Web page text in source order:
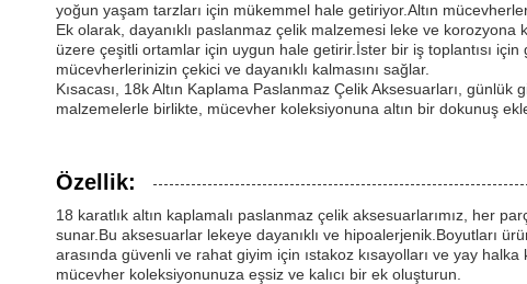
yoğun yaşam tarzları için mükemmel hale getiriyor.Altın
Ek olarak, dayanıklı paslanmaz çelik malzemesi leke ve korozyona
üzere çeşitli ortamlar için uygun hale getirir.İster bir iş toplantısı için
mücevherlerinizin çekici ve dayanıklı kalmasını sağlar.
Kısacası, 18k Altın Kaplama Paslanmaz Çelik Aksesuarları,
malzemelerle birlikte, mücevher koleksiyonuna altın bir dokunuş
Özellik:
18 karatlık altın kaplamalı paslanmaz çelik aksesuarlarımız, her
sunar.Bu aksesuarlar lekeye dayanıklı ve hipoalerjenik.Boyutları
arasında güvenli ve rahat giyim için ıstakoz kısayolları ve yay
mücevher koleksiyonunuza eşsiz ve kalıcı bir ek oluşturun.